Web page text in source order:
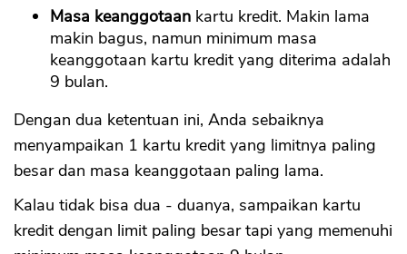
Masa keanggotaan kartu kredit. Makin lama
makin bagus, namun minimum masa
keanggotaan kartu kredit yang diterima adalah
9 bulan.
Dengan dua ketentuan ini, Anda sebaiknya
menyampaikan 1 kartu kredit yang limitnya paling
besar dan masa keanggotaan paling lama.
Kalau tidak bisa dua - duanya, sampaikan kartu
kredit dengan limit paling besar tapi yang memenuhi